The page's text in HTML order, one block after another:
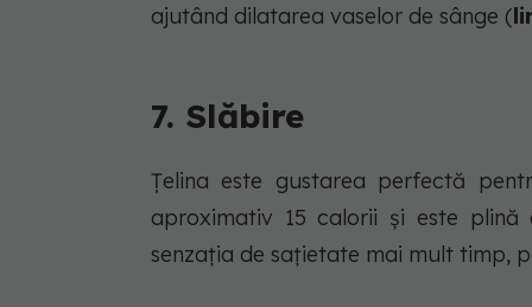
ajutând dilatarea vaselor de sânge (
7. Slăbire
Țelina este gustarea perfectă
aproximativ 15 calorii și este
senzația de sațietate mai mult timp,